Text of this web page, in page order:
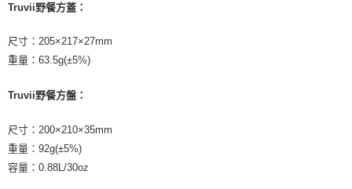
Truvii野餐方蓋：
尺寸：205×217×27mm
重量：63.5g(±5%)
Truvii野餐方盤：
尺寸：200×210×35mm
重量：92g(±5%)
容量：0.88L/30oz